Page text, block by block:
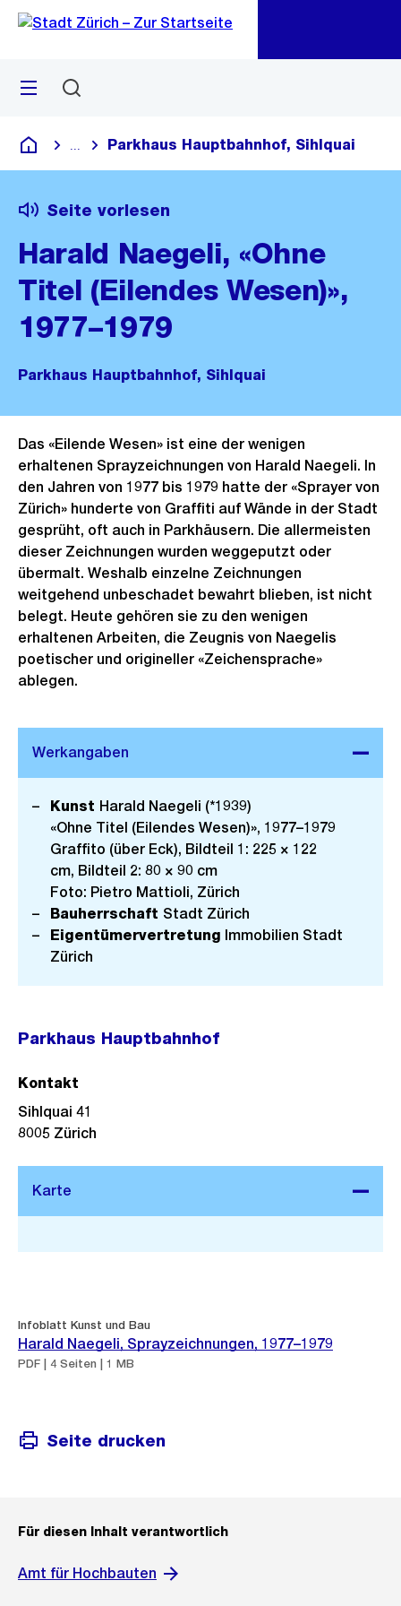
Navigation
Sprunglink
Menü
Deutsch
Blende alle Breadcrumbs ein
Parkhaus Hauptbahnhof, Sihlquai
Seite vorlesen
Harald Naegeli, «Ohne
Titel (Eilendes Wesen)»,
1977–1979
Parkhaus Hauptbahnhof, Sihlquai
Das «Eilende Wesen» ist eine der wenigen
erhaltenen Sprayzeichnungen von Harald Naegeli. In
den Jahren von 1977 bis 1979 hatte der «Sprayer von
Zürich» hunderte von Graffiti auf Wände in der Stadt
gesprüht, oft auch in Parkhäusern. Die allermeisten
dieser Zeichnungen wurden weggeputzt oder
übermalt. Weshalb einzelne Zeichnungen
weitgehend unbeschadet bewahrt blieben, ist nicht
belegt. Heute gehören sie zu den wenigen
erhaltenen Arbeiten, die Zeugnis von Naegelis
poetischer und origineller «Zeichensprache»
ablegen.
Kunst Harald Naegeli (*1939)
«Ohne Titel (Eilendes Wesen)», 1977–1979
Graffito (über Eck), Bildteil 1: 225 × 122
cm, Bildteil 2: 80 × 90 cm
Foto: Pietro Mattioli, Zürich
Bauherrschaft Stadt Zürich
Eigentümervertretung Immobilien Stadt
Zürich
Parkhaus Hauptbahnhof
Stadtplan 3D
Kontakt
Sihlquai 41
8005 Zürich
Infoblatt Kunst und Bau
Harald Naegeli, Sprayzeichnungen, 1977–1979
PDF | 4 Seiten | 1 MB
Seite drucken
Für diesen Inhalt verantwortlich
Amt für Hochbauten